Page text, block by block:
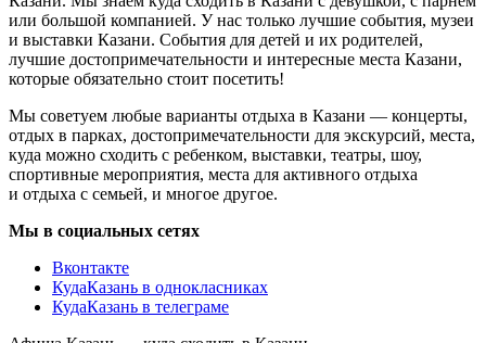
или большой компанией. У нас только лучшие события, музеи
и выставки Казани. События для детей и их родителей,
лучшие достопримечательности и интересные места Казани,
которые обязательно стоит посетить!
Мы советуем любые варианты отдыха в Казани — концерты,
отдых в парках, достопримечательности для экскурсий, места,
куда можно сходить с ребенком, выставки, театры, шоу,
спортивные мероприятия, места для активного отдыха
и отдыха с семьей, и многое другое.
Мы в социальных сетях
Вконтакте
КудаКазань в однокласниках
КудаКазань в телеграме